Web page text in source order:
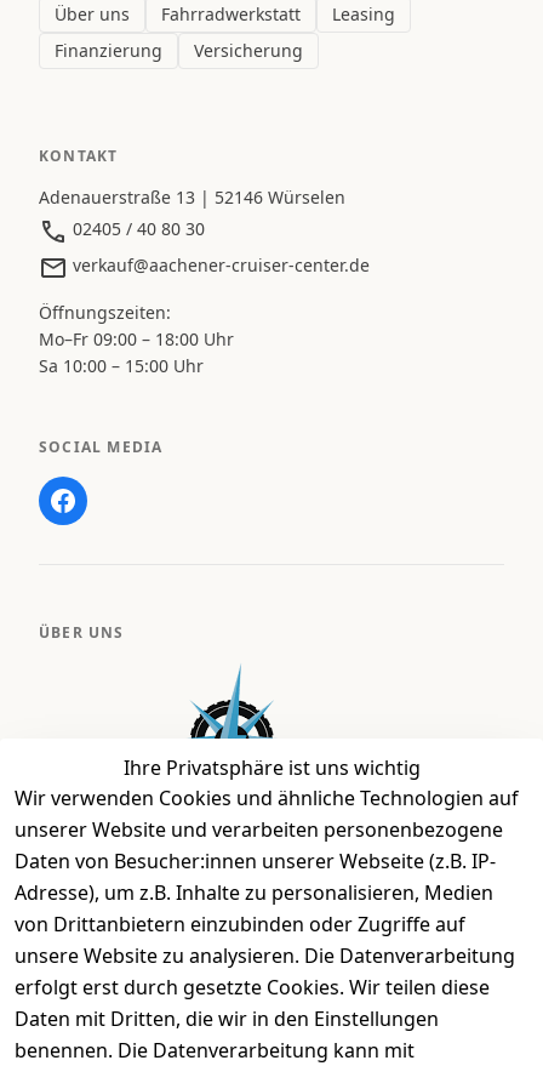
Ihre Privatsphäre ist uns wichtig
Wir verwenden Cookies und ähnliche Technologien auf
unserer Website und verarbeiten personenbezogene
Daten von Besucher:innen unserer Webseite (z.B. IP-
Adresse), um z.B. Inhalte zu personalisieren, Medien
von Drittanbietern einzubinden oder Zugriffe auf
unsere Website zu analysieren. Die Datenverarbeitung
erfolgt erst durch gesetzte Cookies. Wir teilen diese
Daten mit Dritten, die wir in den Einstellungen
benennen. Die Datenverarbeitung kann mit
Über uns Fahrradwerkstatt
Leasing
Finanzierung
Versicherung
KONTAKT
Adenauerstraße 13 | 52146 Würselen
02405 / 40 80 30
verkauf@aachener-cruiser-center.de
Öffnungszeiten:
Mo–Fr 09:00 – 18:00 Uhr
Sa 10:00 – 15:00 Uhr
SOCIAL MEDIA
ÜBER UNS
Bei uns findest Du das richtige Fahrgefühl. Auf über
2.400 m² bieten wir Dir die beste Beratung zu
Kinderfahrrädern über E-MTBs bis hin zu
Lastenfahrrädern und Elektrorollern.
EINKAUFEN